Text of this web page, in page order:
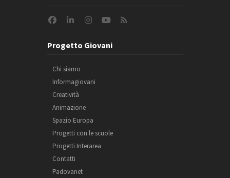
Progetto Giovani
Chi siamo
Informagiovani
Creatività
Animazione
Spazio Europa
Progetti con le scuole
Progetti Interarea
Contatti
Padovanet